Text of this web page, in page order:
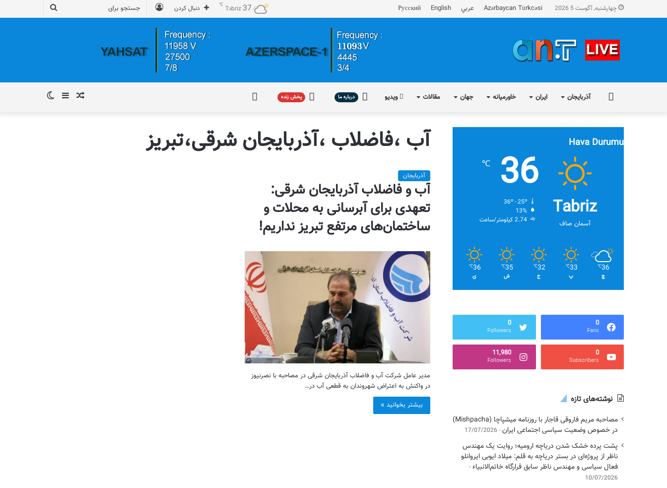
چهارشنبه, آگوست 5 2026 Azərbaycan Türkcəsi عربي English
Русский دنبال کردن Təbriz37
℃
آذربایجان ایران خاورمیانه جهان مقالات ویدیو درباره
درباره ما پخش
پخش زنده سایدبار نوشته
آب ،فاضلاب ،آذربایجان شرقی،تبریز
آذربایجان
آب و فاضلاب آذربایجان شرقی:
تعهدی برای آبرسانی به محلات و
ساختمان‌های مرتفع تبریز نداریم!
مدیر عامل شرکت آب و فاضلاب آذربایجان شرقی در مصاحبه با نصرنیوز
در واکنش به اعتراض شهروندان به قطعی آب در…
بیشتر بخوانید »
Hava Durumu
Tabriz
آسمان صاف
36
℃
13%
2.74 کیلومتر/ساعت
36
℃
چ
33
℃
پ
32
℃
ج
35
℃
ش
36
℃
ی
0
Fans
0
Followers
0
Subscribers
11,980
Followers
نوشته‌های تازه
مصاحبه مریم فاروقی قاجار با روزنامه میشپاچا (Mishpacha)
در خصوص وضعیت سیاسی اجتماعی ایران 17/07/2026
پشت پرده خشک شدن دریاچه ارومیه؛ روایت یک مهندس
ناظر از پروژه‌ای در بستر دریاچه به قلم: میلاد ایوبی ایروانلو
فعال سیاسی و مهندس ناظر سابق قرارگاه خاتم‌الانبیاء
10/07/2026